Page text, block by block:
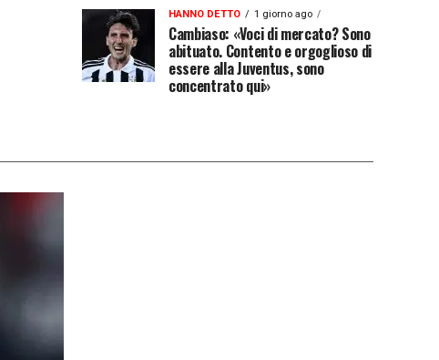
HANNO DETTO 1 giorno ago
Cambiaso: «Voci di mercato? Sono
abituato. Contento e orgoglioso di
essere alla Juventus, sono
concentrato qui»